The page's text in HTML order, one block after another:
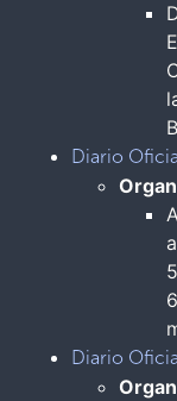
Diario
Diario